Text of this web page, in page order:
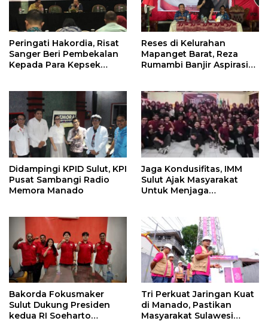
Peringati Hakordia, Risat
Sanger Beri Pembekalan
Kepada Para Kepsek
Reses di Kelurahan
Mapanget Barat, Reza
Rumambi Banjir Aspirasi
Didampingi KPID Sulut, KPI
Pusat Sambangi Radio
Memora Manado
Jaga Kondusifitas, IMM
Sulut Ajak Masyarakat
Untuk Menjaga
Bakorda Fokusmaker
Sulut Dukung Presiden
kedua RI Soeharto
Tri Perkuat Jaringan Kuat
di Manado, Pastikan
Masyarakat Sulawesi